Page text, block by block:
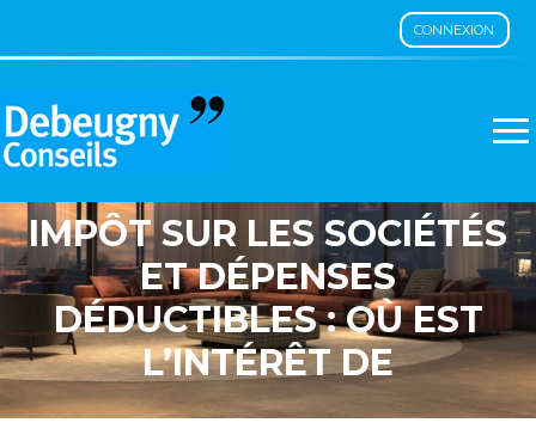
CONNEXION
Aller
au
IMPÔT SUR LES SOCIÉTÉS
ET DÉPENSES
DÉDUCTIBLES : OÙ EST
L’INTÉRÊT DE
L’ENTREPRISE ?